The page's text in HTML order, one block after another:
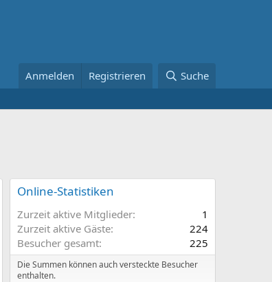
Anmelden Registrieren Suche
Online-Statistiken
Zurzeit aktive Mitglieder
1
Zurzeit aktive Gäste
224
Besucher gesamt
225
Die Summen können auch versteckte Besucher
enthalten.